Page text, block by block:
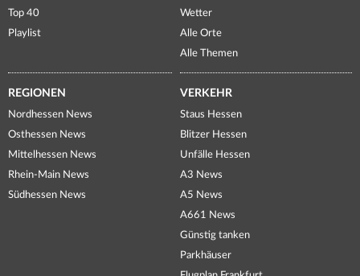
Top 40
Playlist
Wetter
Alle Orte
Alle Themen
REGIONEN
Nordhessen News
Osthessen News
Mittelhessen News
Rhein-Main News
Südhessen News
VERKEHR
Staus Hessen
Blitzer Hessen
Unfälle Hessen
A3 News
A5 News
A661 News
Günstig tanken
Parkhäuser